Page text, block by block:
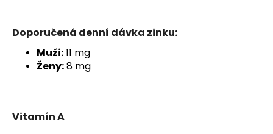
Doporučená denní dávka zinku:
Muži:11 mg
Ženy:8 mg
Vitamín A